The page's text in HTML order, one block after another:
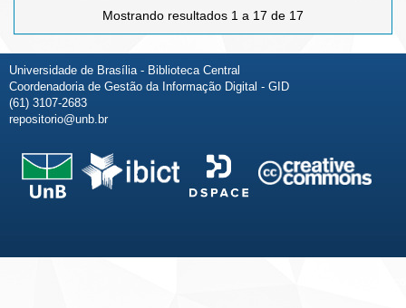
Mostrando resultados 1 a 17 de 17
Universidade de Brasília - Biblioteca Central
Coordenadoria de Gestão da Informação Digital - GID
(61) 3107-2683
repositorio@unb.br